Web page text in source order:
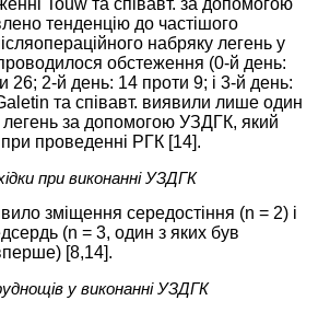
тенденцію до частішого
набряку легень у
проводилося обстеження (0-й день:
26; 2-й день: 14 проти 9; і 3-й день:
та співавт. виявили лише один
легень за допомогою УЗДГК, який
проведенні РГК [14].
при виконанні УЗДГК
зміщення середостіння (n = 2) і
(n = 3, один з яких був
[8,14].
у виконанні УЗДГК